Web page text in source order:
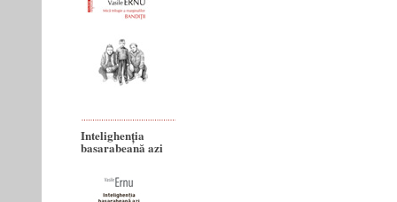
Intelighenția
basarabeană azi